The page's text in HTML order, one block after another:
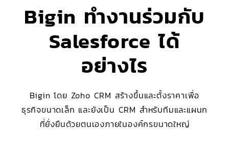
Bigin ทำงานร่วมกับ
Salesforce ได้
อย่างไร
Bigin โดย Zoho CRM สร้างขึ้นและตั้งราคาเพื่อ
ธุรกิจขนาดเล็ก และยังเป็น CRM สำหรับทีมและแผนก
ที่ยั่งยืนด้วยตนเองภายในองค์กรขนาดใหญ่